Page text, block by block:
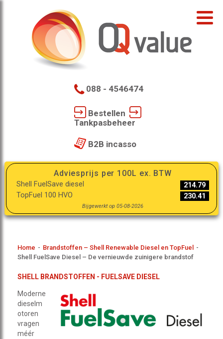
088 - 4546474
Bestellen
Tankpasbeheer
B2B incasso
Adviesprijs per 100L ex. BTW
Shell FuelSave diesel
214.79
TopFuel 100 HVO
230.41
Bijgewerkt op 05-08-2026
Home - Brandstoffen – Shell Renewable Diesel en TopFuel
-
Shell FuelSave Diesel – De vernieuwde zuinigere brandstof
SHELL BRANDSTOFFEN - FUELSAVE DIESEL
Moderne
dieselm
otoren
vragen
méér